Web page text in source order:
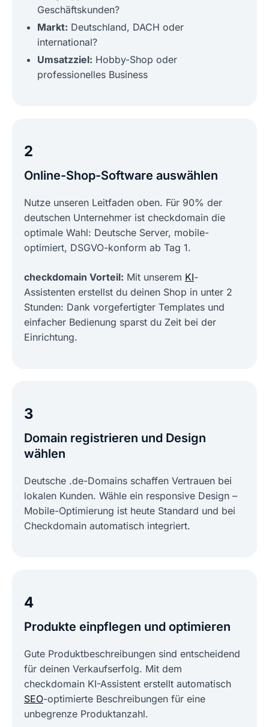
Geschäftskunden?
Markt: Deutschland, DACH oder
international?
Umsatzziel: Hobby-Shop oder
professionelles Business
2
Online-Shop-Software auswählen
Nutze unseren Leitfaden oben. Für 90% der
deutschen Unternehmer ist checkdomain die
optimale Wahl: Deutsche Server, mobile-
optimiert, DSGVO-konform ab Tag 1.
checkdomain Vorteil: Mit unserem KI-
Assistenten erstellst du deinen Shop in unter 2
Stunden: Dank vorgefertigter Templates und
einfacher Bedienung sparst du Zeit bei der
Einrichtung.
3
Domain registrieren und Design
wählenㅤ
Deutsche .de-Domains schaffen Vertrauen bei
lokalen Kunden. Wähle ein responsive Design –
Mobile-Optimierung ist heute Standard und bei
Checkdomain automatisch integriert.
4
Produkte einpflegen und optimieren
Gute Produktbeschreibungen sind entscheidend
für deinen Verkaufserfolg. Mit dem
checkdomain KI-Assistent erstellt automatisch
SEO-optimierte Beschreibungen für eine
unbegrenze Produktanzahl.